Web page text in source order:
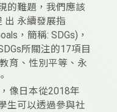
的難題，我們應該
出 永續發展指
，簡稱: SDGs)，
所關注的17項目
育、性別平等、永
像日本從2018年
生可以透過參與社